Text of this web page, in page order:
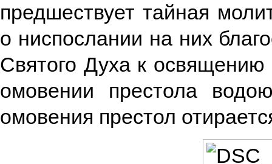
предшествует тайная
о ниспослании на них
Святого Духа к
омовении престола
омовения престол